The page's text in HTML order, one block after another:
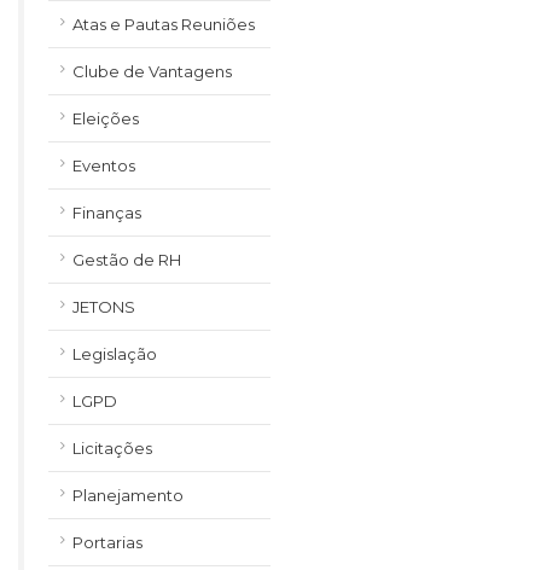
Atas e Pautas Reuniões
Clube de Vantagens
Eleições
Eventos
Finanças
Gestão de RH
JETONS
Legislação
LGPD
Licitações
Planejamento
Portarias